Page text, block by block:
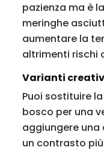
pazienza ma è
meringhe
aumentare la
altrimenti rischi
Varianti
Puoi sostituire
bosco per una
aggiungere una
un contrasto